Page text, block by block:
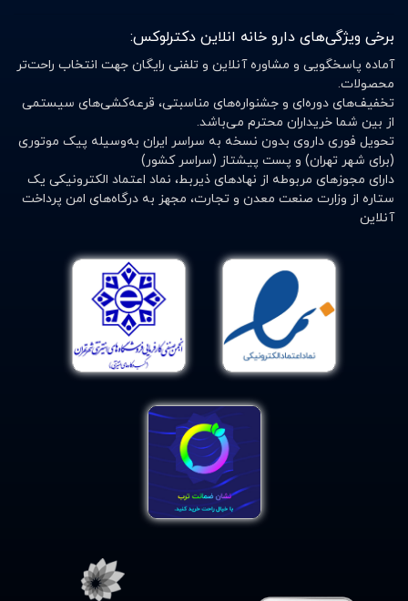
برخی ویژگی‌های دارو خانه انلاین دکترلوکس:
آماده پاسخگویی و مشاوره آنلاین و تلفنی رایگان جهت انتخاب راحت‌تر
محصولات.
تخفیف‌های دوره‌ای و جشنواره‌های مناسبتی، قرعه‌کشی‌های سیستمی
از بین شما خریداران محترم می‌باشد.
تحویل فوری داروی بدون نسخه به سراسر ایران به‌وسیله پیک موتوری
(برای شهر تهران) و پست پیشتاز (سراسر کشور)
دارای مجوزهای مربوطه از نهادهای ذیربط، نماد اعتماد الکترونیکی یک
ستاره از وزارت صنعت معدن و تجارت، مجهز به درگاه‌های امن پرداخت
آنلاین